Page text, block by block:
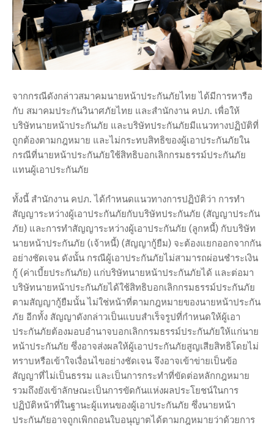
จากกรณีดังกล่าวสมาคมนายหน้าประกันภัยไทย ได้มีการหารือ
กับ สมาคมประกันวินาศภัยไทย และสำนักงาน คปภ. เพื่อให้
บริษัทนายหน้าประกันภัย และบริษัทประกันภัยมีแนวทางปฏิบัติที่
ถูกต้องตามกฎหมาย และไม่กระทบสิทธิของผู้เอาประกันภัยใน
กรณีที่นายหน้าประกันภัยใช้สิทธิบอกเลิกกรมธรรม์ประกันภัย
แทนผู้เอาประกันภัย
ทั้งนี้ สำนักงาน คปภ. ได้กำหนดแนวทางการปฏิบัติว่า การทำ
สัญญาระหว่างผู้เอาประกันภัยกับบริษัทประกันภัย (สัญญาประกัน
ภัย) และการทำสัญญาระหว่างผู้เอาประกันภัย (ลูกหนี้) กับบริษัท
นายหน้าประกันภัย (เจ้าหนี้) (สัญญากู้ยืม) จะต้องแยกออกจากกัน
อย่างชัดเจน ดังนั้น กรณีผู้เอาประกันภัยไม่สามารถผ่อนชำระเงิน
กู้ (ค่าเบี้ยประกันภัย) แก่บริษัทนายหน้าประกันภัยได้ และต่อมา
บริษัทนายหน้าประกันภัยได้ใช้สิทธิบอกเลิกกรมธรรม์ประกันภัย
ตามสัญญากู้ยืมนั้น ไม่ใช่หน้าที่ตามกฎหมายของนายหน้าประกัน
ภัย อีกทั้ง สัญญาดังกล่าวเป็นแบบสำเร็จรูปที่กำหนดให้ผู้เอา
ประกันภัยต้องมอบอำนาจบอกเลิกกรมธรรม์ประกันภัยให้แก่นาย
หน้าประกันภัย ซึ่งอาจส่งผลให้ผู้เอาประกันภัยสูญเสียสิทธิโดยไม่
ทราบหรือเข้าใจเงื่อนไขอย่างชัดเจน จึงอาจเข้าข่ายเป็นข้อ
สัญญาที่ไม่เป็นธรรม และเป็นการกระทำที่ขัดต่อหลักกฎหมาย
รวมถึงยังเข้าลักษณะเป็นการขัดกันแห่งผลประโยชน์ในการ
ปฏิบัติหน้าที่ในฐานะผู้แทนของผู้เอาประกันภัย ซึ่งนายหน้า
ประกันภัยอาจถูกเพิกถอนใบอนุญาตได้ตามกฎหมายว่าด้วยการ